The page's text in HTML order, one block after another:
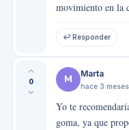
movimiento en la
↩ Responder
0 M Marta
hace 3 meses
Yo te
goma, ya que